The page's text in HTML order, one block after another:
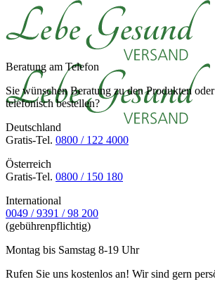
Beratung am Telefon
Sie wünschen Beratung zu den Produkten
telefonisch bestellen?
Deutschland
Gratis-Tel. 0800 / 122 4000
Österreich
Gratis-Tel. 0800 / 150 180
International
0049 / 9391 / 98 200
(gebührenpflichtig)
Montag bis Samstag 8-19 Uhr
Rufen Sie uns kostenlos an! Wir sind gern